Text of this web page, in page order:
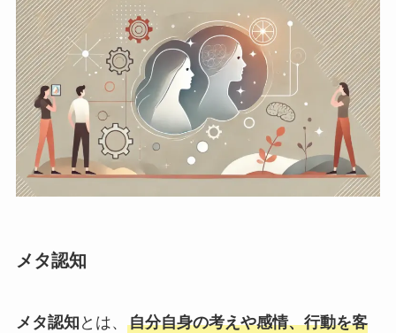
メタ認知
メタ認知 とは、 自分自身の考えや感情、行動を客